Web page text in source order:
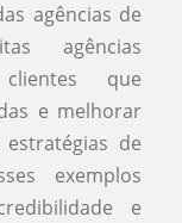
agências de
agências
que
e melhorar
de
exemplos
e